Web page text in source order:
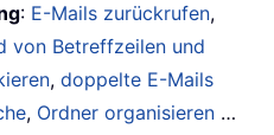
: E-Mails zurückrufen,
von Betreffzeilen und
,doppelte E-Mails
, Ordner organisieren …